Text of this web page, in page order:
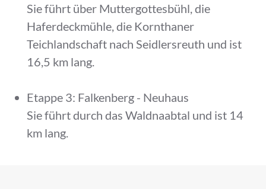
Sie führt über Muttergottesbühl, die
Haferdeckmühle, die Kornthaner
Teichlandschaft nach Seidlersreuth und ist
16,5 km lang.
Etappe 3: Falkenberg - Neuhaus
Sie führt durch das Waldnaabtal und ist 14
km lang.